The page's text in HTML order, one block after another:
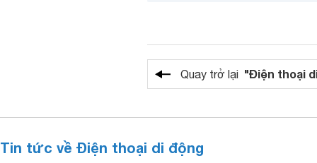
Quay trở lại "Điện thoại
Tin tức về Điện thoại di động